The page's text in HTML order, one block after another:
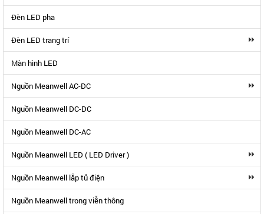
Đèn LED pha
Đèn LED trang trí
Màn hình LED
Nguồn Meanwell AC-DC
Nguồn Meanwell DC-DC
Nguồn Meanwell DC-AC
Nguồn Meanwell LED ( LED Driver )
Nguồn Meanwell lắp tủ điện
Nguồn Meanwell trong viễn thông